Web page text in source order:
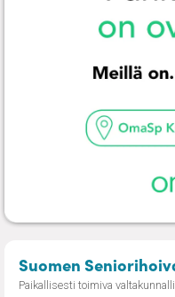
Suomen
Paikallisesti toimiva